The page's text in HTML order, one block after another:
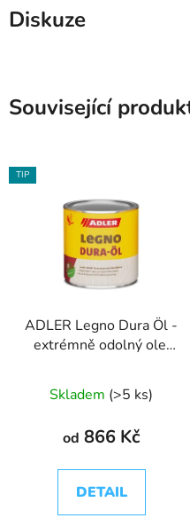
Diskuze
Související
TIP
ADLER Legno Dura Öl -
extrémně odolný olej
Skladem (>5 ks)
od 866 Kč
DETAIL